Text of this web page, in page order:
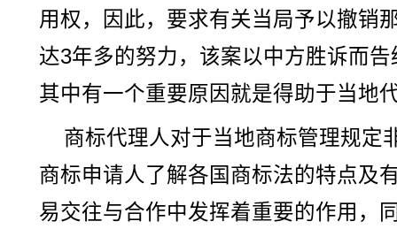
用权，因此，要求有关当局予以撤销
达3年多的努力，该案以中方胜诉而
其中有一个重要原因就是得助于当地
商标代理人对于当地商标管理规定
商标申请人了解各国商标法的特点及
易交往与合作中发挥着重要的作用，